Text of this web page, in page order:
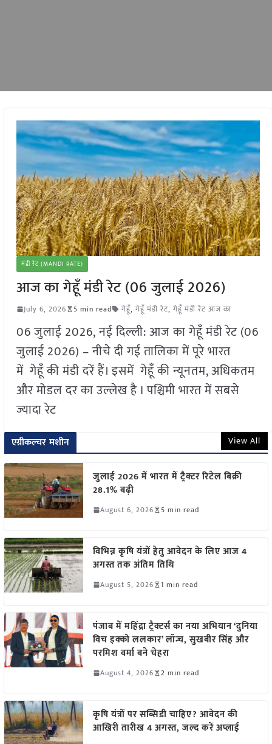
मंडी रेट (MANDI RATE)
आज का गेहूँ मंडी रेट (06 जुलाई 2026)
July 6, 2026 5 min read गेहूँ, गेहूँ मंडी रेट, गेहूँ मंडी रेट आज का
06 जुलाई 2026, नई दिल्ली: आज का गेहूँ मंडी रेट (06
जुलाई 2026) – नीचे दी गई तालिका में पूरे भारत
में गेहूँ की मंडी दरें हैं। इसमें गेहूँ की न्यूनतम, अधिकतम
और मोडल दर का उल्लेख है I पश्चिमी भारत में सबसे
ज्यादा रेट
एग्रीकल्चर मशीन View All
जुलाई 2026 में भारत में ट्रैक्टर रिटेल बिक्री
28.1% बढ़ी
August 6, 2026 5 min read
विभिन्न कृषि यंत्रों हेतु आवेदन के लिए आज 4
अगस्त तक अंतिम तिथि
August 5, 2026 1 min read
पंजाब में महिंद्रा ट्रैक्टर्स का नया अभियान ‘दुनिया
विच इक्को ललकार’ लॉन्च, सुखबीर सिंह और
परमिश वर्मा बने चेहरा
August 4, 2026 2 min read
कृषि यंत्रों पर सब्सिडी चाहिए? आवेदन की
आखिरी तारीख 4 अगस्त, जल्द करें अप्लाई